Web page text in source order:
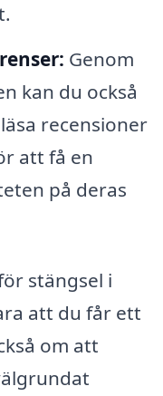
Genom
kan du också
recensioner
att få en
på deras
stängsel i
att du får ett
om att